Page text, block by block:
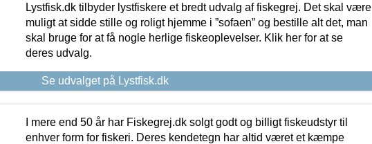
Lystfisk.dk tilbyder lystfiskere et bredt udvalg af fiskegrej. Det skal være
muligt at sidde stille og roligt hjemme i ”sofaen” og bestille alt det, man
skal bruge for at få nogle herlige fiskeoplevelser. Klik her for at se
deres udvalg.
Se udvalget på Lystfisk.dk
I mere end 50 år har Fiskegrej.dk solgt godt og billigt fiskeudstyr til
enhver form for fiskeri. Deres kendetegn har altid været et kæmpe